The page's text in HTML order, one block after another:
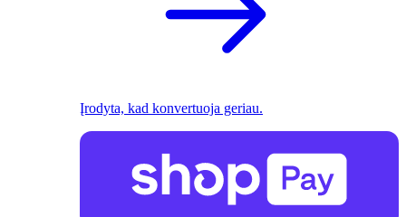
Įrodyta, kad konvertuoja geriau.